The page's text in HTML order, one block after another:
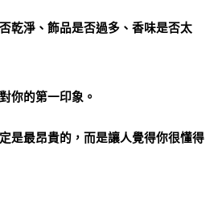
乾淨、飾品是否過多、香味是否太
你的第一印象。
是最昂貴的，而是讓人覺得你很懂得